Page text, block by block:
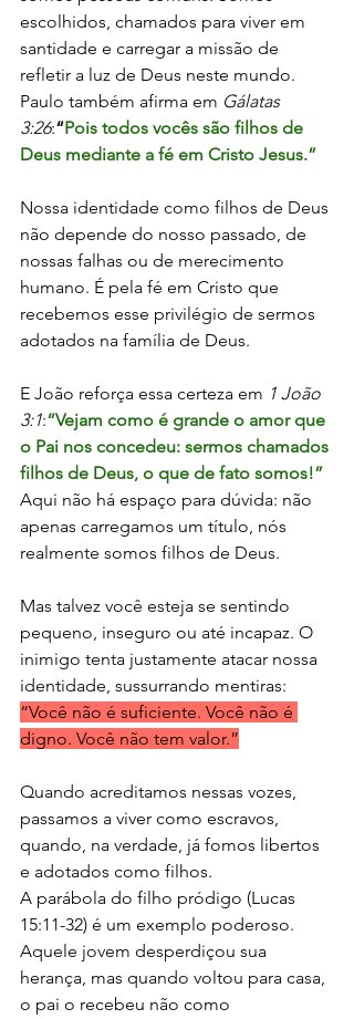
escolhidos, chamados para viver em
santidade e carregar a missão de
refletir a luz de Deus neste mundo.
Paulo também afirma em Gálatas
3:26:“Pois todos vocês são filhos de
Deus mediante a fé em Cristo Jesus.”
Nossa identidade como filhos de Deus
não depende do nosso passado, de
nossas falhas ou de merecimento
humano. É pela fé em Cristo que
recebemos esse privilégio de sermos
adotados na família de Deus.
E João reforça essa certeza em 1 João
3:1:“Vejam como é grande o amor que
o Pai nos concedeu: sermos chamados
filhos de Deus, o que de fato somos!”
Aqui não há espaço para dúvida: não
apenas carregamos um título, nós
realmente somos filhos de Deus.
Mas talvez você esteja se sentindo
pequeno, inseguro ou até incapaz. O
inimigo tenta justamente atacar nossa
identidade, sussurrando mentiras:
“Você não é suficiente. Você não é
digno. Você não tem valor.”
Quando acreditamos nessas vozes,
passamos a viver como escravos,
quando, na verdade, já fomos libertos
e adotados como filhos.
A parábola do filho pródigo (Lucas
15:11-32) é um exemplo poderoso.
Aquele jovem desperdiçou sua
herança, mas quando voltou para casa,
o pai o recebeu não como